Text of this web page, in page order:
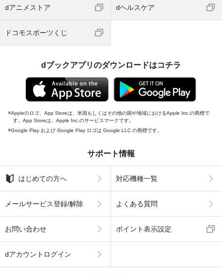
dアニメストア dヘルスケア
ドコモスポーツくじ
dブックアプリのダウンロードはコチラ
Appleのロゴ、App Storeは、米国もしくはその他の国や地域におけるApple Inc.の商標で
す。App Storeは、Apple Inc.のサービスマークです。
Google Play および Google Play ロゴは Google LLC の商標です。
サポート情報
はじめての方へ 対応機種一覧
メールサービス登録/解除 よくある質問
お問い合わせ ポイント表示設定
dアカウントログイン